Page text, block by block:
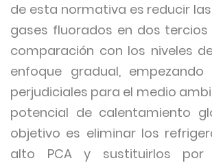
de esta normativa es reducir
gases fluorados en dos
comparación con los niveles
enfoque gradual,
perjudiciales para el medio
potencial de calentamiento
objetivo es eliminar los
alto PCA y sustituirlos por